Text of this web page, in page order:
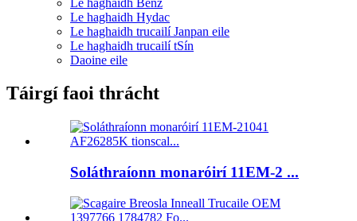
Le haghaidh Hydac
Le haghaidh trucailí Janpan eile
Le haghaidh trucailí tSín
Daoine eile
Táirgí faoi thrácht
Soláthraíonn monaróirí 11EM-2 ...